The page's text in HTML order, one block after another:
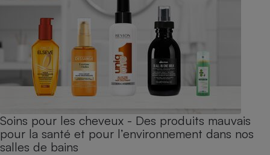
Soins pour les cheveux - Des produits mauvais
pour la santé et pour l’environnement dans nos
salles de bains